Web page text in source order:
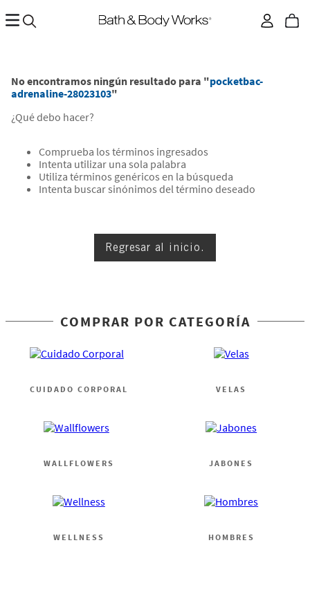
No encontramos ningún resultado para "pocketbac-
adrenaline-28023103"
¿Qué debo hacer?
Comprueba los términos ingresados
Intenta utilizar una sola palabra
Utiliza términos genéricos en la búsqueda
Intenta buscar sinónimos del término deseado
Regresar al inicio.
COMPRAR POR CATEGORÍA
CUIDADO CORPORAL VELAS
WALLFLOWERS JABONES
WELLNESS HOMBRES